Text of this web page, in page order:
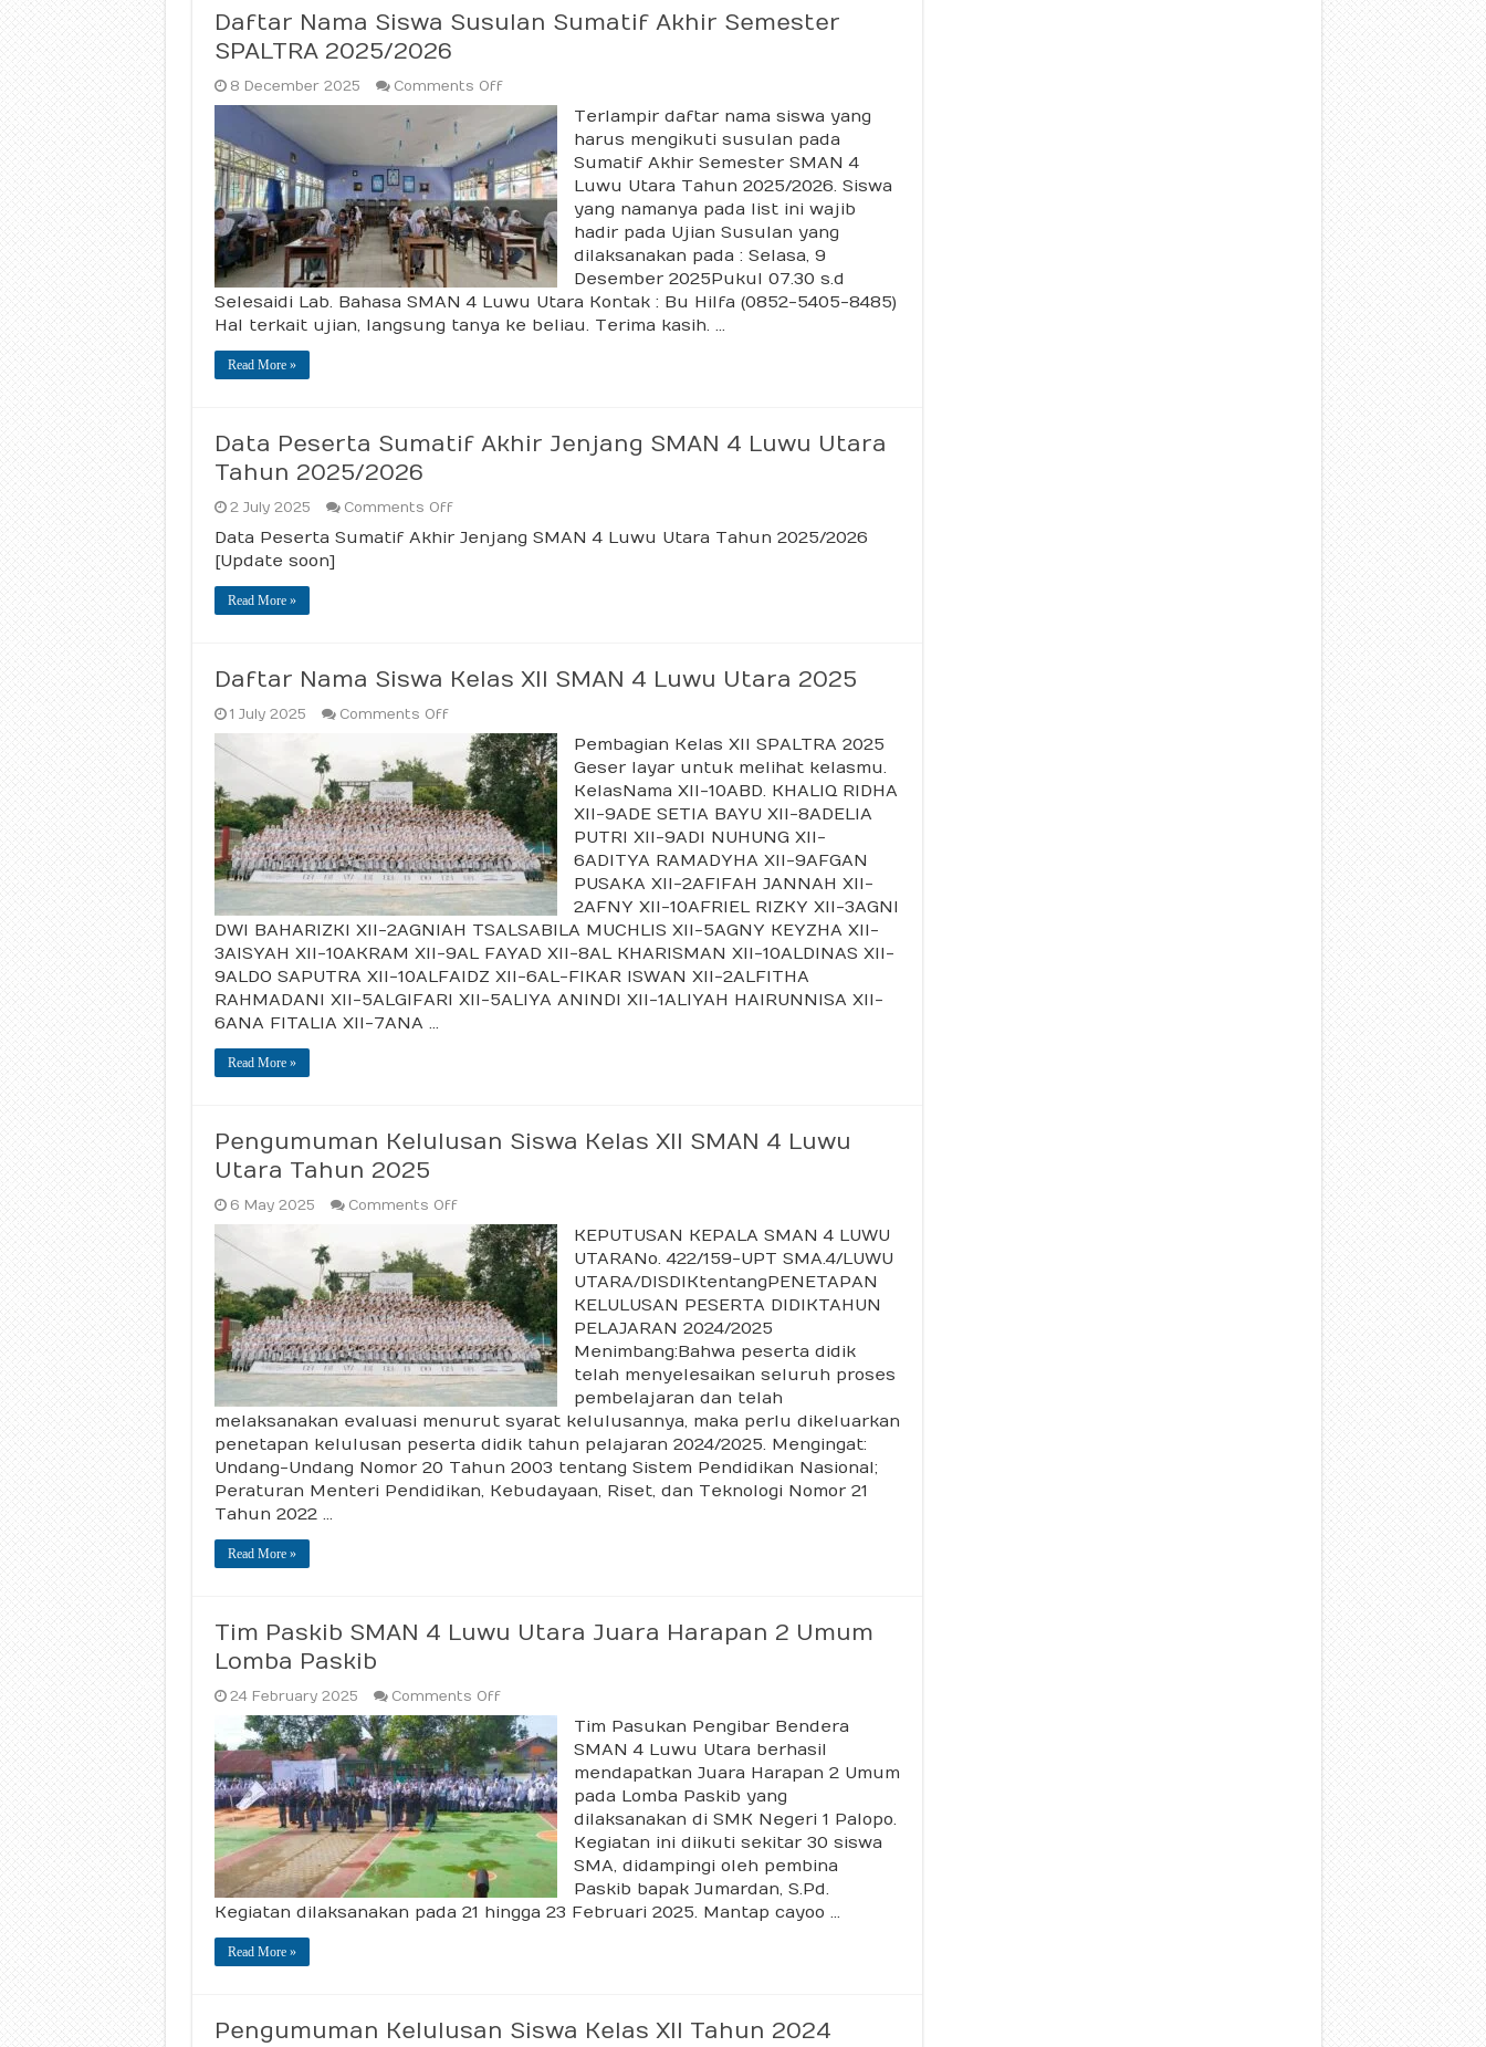
Daftar Nama Siswa Susulan Sumatif Akhir Semester
SPALTRA 2025/2026
8 December 2025 Comments Offon
Daftar
Nama
Siswa
Susulan
Sumatif
Akhir
Semester
SPALTRA
2025/2026
Terlampir daftar nama siswa yang
harus mengikuti susulan pada
Sumatif Akhir Semester SMAN 4
Luwu Utara Tahun 2025/2026. Siswa
yang namanya pada list ini wajib
hadir pada Ujian Susulan yang
dilaksanakan pada : Selasa, 9
Desember 2025Pukul 07.30 s.d
Selesaidi Lab. Bahasa SMAN 4 Luwu Utara Kontak : Bu Hilfa (0852-5405-8485)
Hal terkait ujian, langsung tanya ke beliau. Terima kasih. …
Read More »
Data Peserta Sumatif Akhir Jenjang SMAN 4 Luwu Utara
Tahun 2025/2026
2 July 2025 Comments Offon
Peserta
Tahun
2025/2026
Data Peserta Sumatif Akhir Jenjang SMAN 4 Luwu Utara Tahun 2025/2026
[Update soon]
Read More »
Daftar Nama Siswa Kelas XII SMAN 4 Luwu Utara 2025
1 July 2025 Comments Offon
Daftar
Nama
Siswa
Kelas
XII
SMAN
4
Luwu
Utara
2025
Pembagian Kelas XII SPALTRA 2025
Geser layar untuk melihat kelasmu.
KelasNama XII-10ABD. KHALIQ RIDHA
XII-9ADE SETIA BAYU XII-8ADELIA
PUTRI XII-9ADI NUHUNG XII-
6ADITYA RAMADYHA XII-9AFGAN
PUSAKA XII-2AFIFAH JANNAH XII-
2AFNY XII-10AFRIEL RIZKY XII-3AGNI
DWI BAHARIZKI XII-2AGNIAH TSALSABILA MUCHLIS XII-5AGNY KEYZHA XII-
3AISYAH XII-10AKRAM XII-9AL FAYAD XII-8AL KHARISMAN XII-10ALDINAS XII-
9ALDO SAPUTRA XII-10ALFAIDZ XII-6AL-FIKAR ISWAN XII-2ALFITHA
RAHMADANI XII-5ALGIFARI XII-5ALIYA ANINDI XII-1ALIYAH HAIRUNNISA XII-
6ANA FITALIA XII-7ANA …
Read More »
Pengumuman Kelulusan Siswa Kelas XII SMAN 4 Luwu
Utara Tahun 2025
6 May 2025 Comments Offon
Pengumuman
Kelulusan
Siswa
Kelas
XII
SMAN
4
Luwu
Utara
Tahun
2025
KEPUTUSAN KEPALA SMAN 4 LUWU
UTARANo. 422/159-UPT SMA.4/LUWU
UTARA/DISDIKtentangPENETAPAN
KELULUSAN PESERTA DIDIKTAHUN
PELAJARAN 2024/2025
Menimbang:Bahwa peserta didik
telah menyelesaikan seluruh proses
pembelajaran dan telah
melaksanakan evaluasi menurut syarat kelulusannya, maka perlu dikeluarkan
penetapan kelulusan peserta didik tahun pelajaran 2024/2025. Mengingat:
Undang-Undang Nomor 20 Tahun 2003 tentang Sistem Pendidikan Nasional;
Peraturan Menteri Pendidikan, Kebudayaan, Riset, dan Teknologi Nomor 21
Tahun 2022 …
Read More »
Tim Paskib SMAN 4 Luwu Utara Juara Harapan 2 Umum
Lomba Paskib
24 February 2025 Comments Offon
Tim
Paskib
SMAN
4
Luwu
Utara
Juara
Harapan
2
Umum
Lomba
Paskib
Tim Pasukan Pengibar Bendera
SMAN 4 Luwu Utara berhasil
mendapatkan Juara Harapan 2 Umum
pada Lomba Paskib yang
dilaksanakan di SMK Negeri 1 Palopo.
Kegiatan ini diikuti sekitar 30 siswa
SMA, didampingi oleh pembina
Paskib bapak Jumardan, S.Pd.
Kegiatan dilaksanakan pada 21 hingga 23 Februari 2025. Mantap cayoo …
Read More »
Pengumuman Kelulusan Siswa Kelas XII Tahun 2024